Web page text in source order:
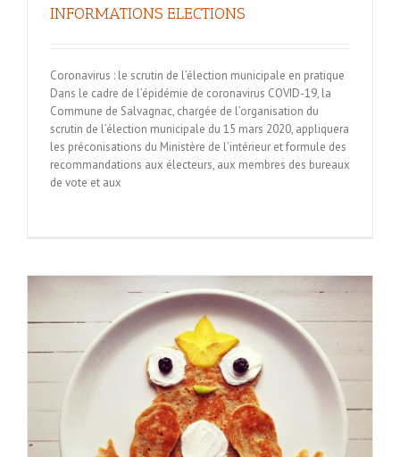
INFORMATIONS ELECTIONS
Coronavirus : le scrutin de l’élection municipale en pratique
Dans le cadre de l’épidémie de coronavirus COVID-19, la
Commune de Salvagnac, chargée de l’organisation du
scrutin de l’élection municipale du 15 mars 2020, appliquera
les préconisations du Ministère de l’intérieur et formule des
recommandations aux électeurs, aux membres des bureaux
de vote et aux